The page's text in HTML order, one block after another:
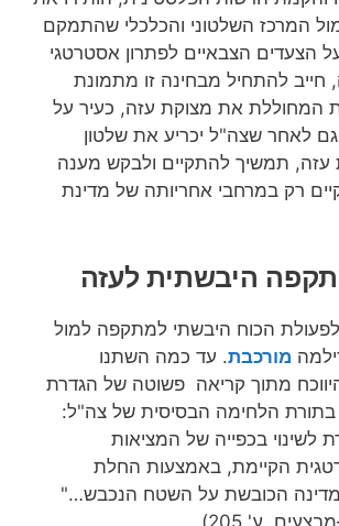
המרכז השלטוני והכלכלי שהתמקם
הצעדים הצבאיים לפתרון אסטרטגי
חייב להתחיל מבחינה זו מתמונת
המחוללת את מצוקת עזה, כעיר על
לאחר שצה"ל יכריע את שלטון
תמשיך להתקיים ולבקש מענה
רק במרחבי אחריותה של מדינת
היבשתית לעזה
לפעולת הכוח היבשתי למתקפה למול
מורכבת. עד כמה השתנו
מתוך קריאה פשוטה של הגדרת
הלחימה הבסיסית של צה"ל:
בכפייה של המציאות
הקיימת, באמצעות החלת
הכובשת על השטח הנכבש…"
ע' 205)